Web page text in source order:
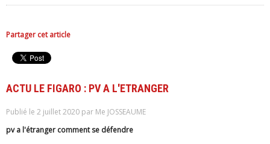
Partager cet article
ACTU LE FIGARO : PV A L'ETRANGER
Publié le 2 juillet 2020 par Me JOSSEAUME
pv a l'étranger comment se défendre